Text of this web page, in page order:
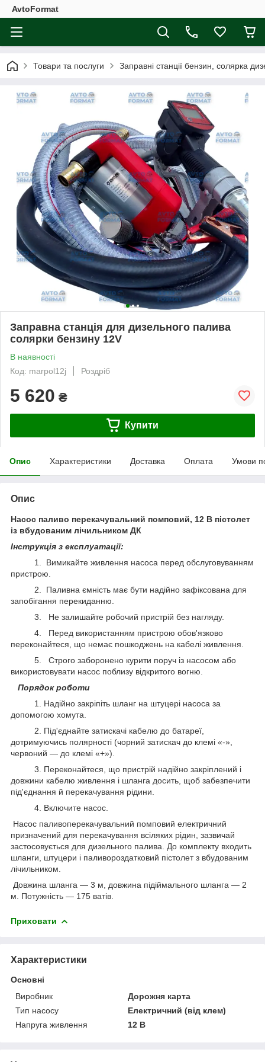
AvtoFormat
Товари та послуги Заправні станції бензин, солярка
Заправна станція для дизельного палива
солярки бензину 12V
В наявності
Код: marpol12j
Роздріб
5 620 ₴
Купити
Опис Характеристики Доставка Оплата Умови
Опис
Насос паливо перекачувальний помповий, 12 В пістолет
із вбудованим лічильником ДК
Інструкція з експлуатації:
​1. Вимикайте живлення насоса перед обслуговуванням
пристрою.
2. Паливна ємність має бути надійно зафіксована для
запобігання перекиданню.
3. Не залишайте робочий пристрій без нагляду.
4. Перед використанням пристрою обов'язково
переконайтеся, що немає пошкоджень на кабелі живлення.
5. Строго заборонено курити поруч із насосом або
використовувати насос поблизу відкритого вогню.
Порядок роботи
1. Надійно закріпіть шланг на штуцері насоса за
допомогою хомута.
2. Під'єднайте затискачі кабелю до батареї,
дотримуючись полярності (чорний затискач до клемі «-»,
червоний — до клемі «+»).
3. Переконайтеся, що пристрій надійно закріплений і
довжини кабелю живлення і шланга досить, щоб забезпечити
під'єднання й перекачування рідини.
4. Включите насос.
Насос паливоперекачувальний помповий електричний
призначений для перекачування всіляких рідин, зазвичай
застосовується для дизельного палива. До комплекту входить
шланги, штуцери і паливороздатковий пістолет з вбудованим
лічильником.
Довжина шланга — 3 м, довжина підіймального шланга — 2
м. Потужність — 175 ватів.
Приховати
Характеристики
Основні
Виробник
Дорожня карта
Тип насосу
Електричний (від клем)
Напруга живлення
12 В